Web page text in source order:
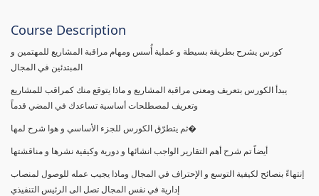
Course Description
كورس يشرح بطريقة بسيطة و عملية أُسس ومهام مراقبة المشاريع للمهتمين و
المبتدئين في المجال
يبدأ الكورس بتعريف ومعنى مراقبة المشاريع و ماذا يتوقع منك كمراقب للمشاريع
وتعريف لمصطلحات أساسية تساعدك في المضي قدماً
ثم يتطرّق الكورس للجزء الأساسي و هوا شرح لمها�
أيضاً تم شرح أهم التقارير الواجب انشائها و دورية وكيفية نشرها و مناقشتها
إنتهاءً بنصائح لكيفية التوسع و الإحتراف في المجال وماذا يجيب عمله للوصول لمنصاب
إدارية في نفس المجال تصل الى الرئيس التنفيذي